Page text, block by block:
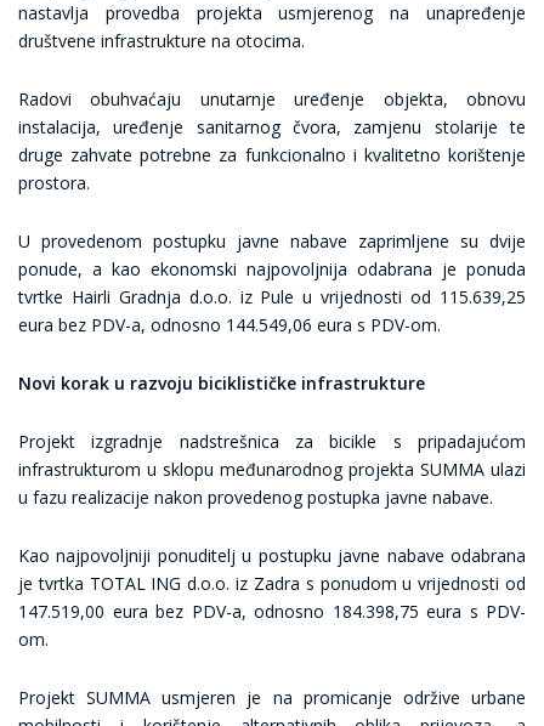
nastavlja provedba projekta usmjerenog na unapređenje
društvene infrastrukture na otocima.
Radovi obuhvaćaju unutarnje uređenje objekta, obnovu
instalacija, uređenje sanitarnog čvora, zamjenu stolarije te
druge zahvate potrebne za funkcionalno i kvalitetno korištenje
prostora.
U provedenom postupku javne nabave zaprimljene su dvije
ponude, a kao ekonomski najpovoljnija odabrana je ponuda
tvrtke Hairli Gradnja d.o.o. iz Pule u vrijednosti od 115.639,25
eura bez PDV-a, odnosno 144.549,06 eura s PDV-om.
Novi korak u razvoju biciklističke infrastrukture
Projekt izgradnje nadstrešnica za bicikle s pripadajućom
infrastrukturom u sklopu međunarodnog projekta SUMMA ulazi
u fazu realizacije nakon provedenog postupka javne nabave.
Kao najpovoljniji ponuditelj u postupku javne nabave odabrana
je tvrtka TOTAL ING d.o.o. iz Zadra s ponudom u vrijednosti od
147.519,00 eura bez PDV-a, odnosno 184.398,75 eura s PDV-
om.
Projekt SUMMA usmjeren je na promicanje održive urbane